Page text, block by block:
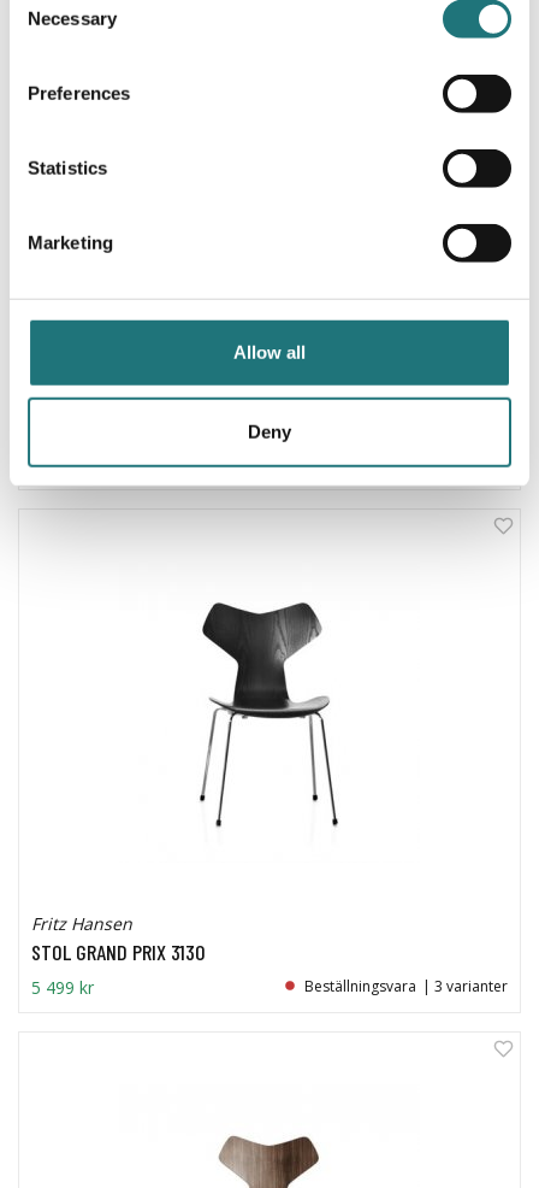
Selection
Necessary
Preferences
Statistics
Marketing
Allow all
Deny
& Tradition
9 695 kr Beställningsvara
Fritz Hansen
STOL GRAND PRIX 3130
5 499 kr Beställningsvara | 3 varianter